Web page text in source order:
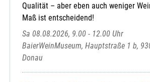
Qualität – aber eben auch weniger
Maß ist entscheidend!
Sa 08.08.2026, 9.00 - 12.00 Uhr
BaierWeinMuseum, Hauptstraße 1 b,
Donau